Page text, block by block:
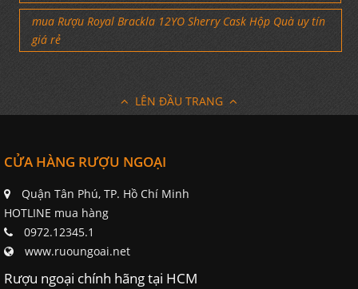
mua Rượu Royal Brackla 12YO Sherry Cask Hộp Quà uy tín
giá rẻ
LÊN ĐẦU TRANG
CỬA HÀNG RƯỢU NGOẠI
Quận Tân Phú, TP. Hồ Chí Minh
HOTLINE mua hàng
0972.12345.1
www.ruoungoai.net
Rượu ngoại chính hãng tại HCM